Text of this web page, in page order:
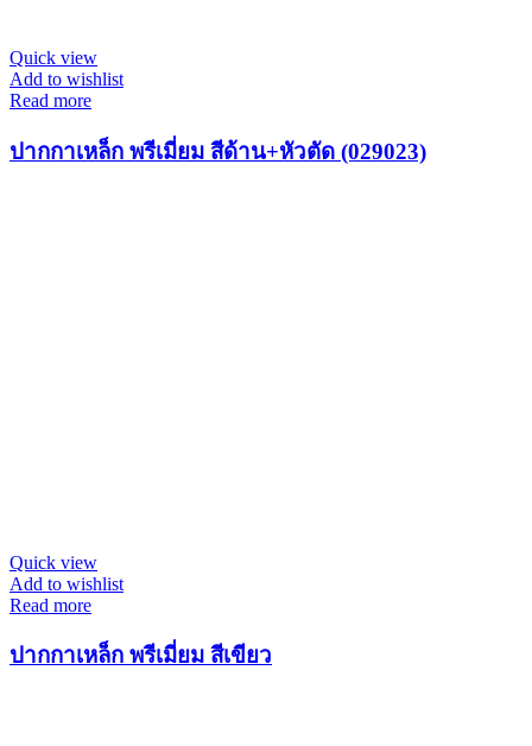
Quick view
Add to wishlist
Read more
ปากกาเหล็ก พรีเมี่ยม สีด้าน+หัวตัด (029023)
Quick view
Add to wishlist
Read more
ปากกาเหล็ก พรีเมี่ยม สีเขียว